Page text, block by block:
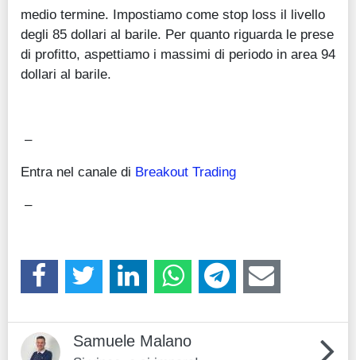
medio termine. Impostiamo come stop loss il livello
degli 85 dollari al barile. Per quanto riguarda le prese
di profitto, aspettiamo i massimi di periodo in area 94
dollari al barile.
–
Entra nel canale di Breakout Trading
–
Samuele Malano